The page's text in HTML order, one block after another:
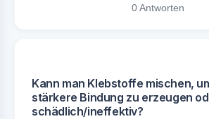
0 Antworten
Kann man Klebstoffe mischen,
stärkere Bindung zu erzeugen
schädlich/ineffektiv?